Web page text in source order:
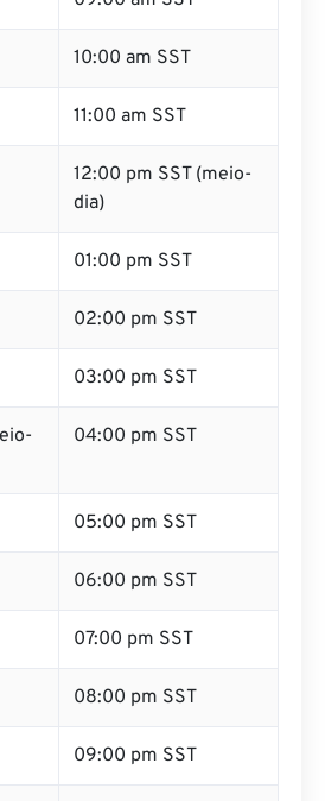
10:00 am SST
11:00 am SST
12:00 pm SST (meio-
dia)
01:00 pm SST
02:00 pm SST
03:00 pm SST
04:00 pm SST
05:00 pm SST
06:00 pm SST
07:00 pm SST
08:00 pm SST
09:00 pm SST